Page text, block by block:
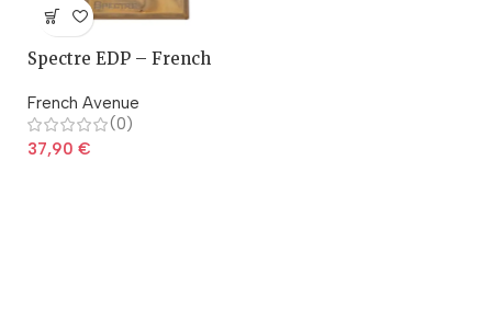
Spectre EDP – French
French Avenue
(0)
37,90 €